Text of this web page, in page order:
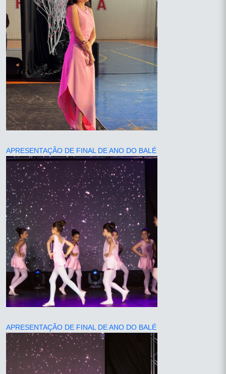
APRESENTAÇÃO DE FINAL DE ANO DO BALÉ
APRESENTAÇÃO DE FINAL DE ANO DO BALÉ